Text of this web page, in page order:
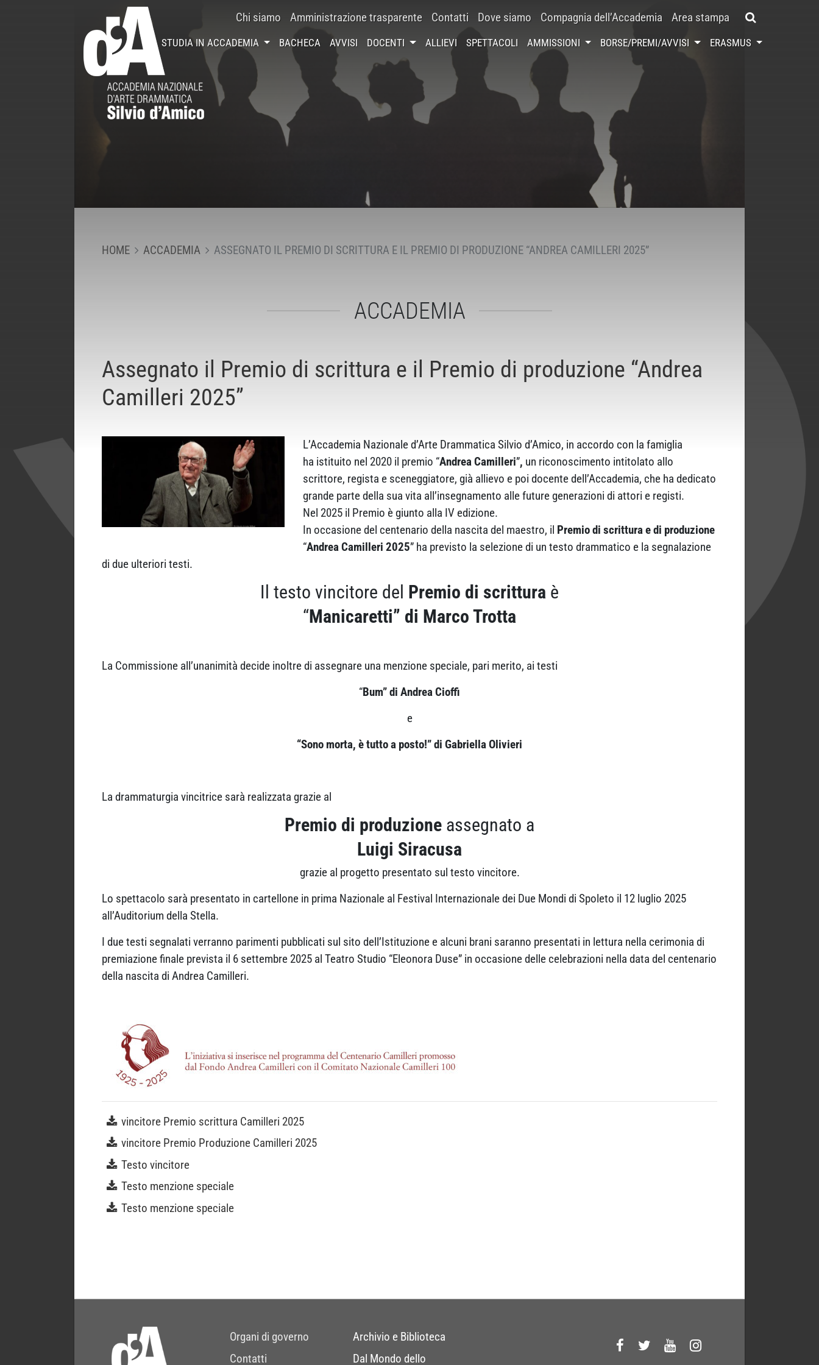
Chi siamo Amministrazione trasparente Contatti Dove siamo Compagnia dell’Accademia Area stampa
STUDIA IN ACCADEMIA BACHECA AVVISI DOCENTI ALLIEVI SPETTACOLI AMMISSIONI BORSE/PREMI/AVVISI ERASMUS
HOME ACCADEMIA ASSEGNATO IL PREMIO DI SCRITTURA E IL PREMIO DI PRODUZIONE “ANDREA CAMILLERI 2025”
ACCADEMIA
Assegnato il Premio di scrittura e il Premio di produzione “Andrea
Camilleri 2025”
L’Accademia Nazionale d’Arte Drammatica Silvio d’Amico, in accordo con la famiglia
ha istituito nel 2020 il premio “AndreaCamilleri”, un riconoscimento intitolato allo
scrittore, regista e sceneggiatore, già allievo e poi docente dell’Accademia, che ha dedicato
grande parte della sua vita all’insegnamento alle future generazioni di attori e registi.
Nel 2025 il Premio è giunto alla IV edizione.
In occasione del centenario della nascita del maestro, il Premio di scrittura e di produzione
“Andrea Camilleri 2025” ha previsto la selezione di un testo drammatico e la segnalazione
di due ulteriori testi.
Il testo vincitore del Premio di scrittura è
“Manicaretti” di Marco Trotta
La Commissione all’unanimità decide inoltre di assegnare una menzione speciale, pari merito, ai testi
“Bum” di Andrea Cioffi
e
“Sono morta, è tutto a posto!” di Gabriella Olivieri
La drammaturgia vincitrice sarà realizzata grazie al
Premio di produzione assegnato a
Luigi Siracusa
grazie al progetto presentato sul testo vincitore.
Lo spettacolo sarà presentato in cartellone in prima Nazionale al Festival Internazionale dei Due Mondi di Spoleto il 12 luglio 2025
all’Auditorium della Stella.
I due testi segnalati verranno parimenti pubblicati sul sito dell’Istituzione e alcuni brani saranno presentati in lettura nella cerimonia di
premiazione finale prevista il 6 settembre 2025 al Teatro Studio “Eleonora Duse” in occasione delle celebrazioni nella data del centenario
della nascita di Andrea Camilleri.
vincitore Premio scrittura Camilleri 2025
vincitore Premio Produzione Camilleri 2025
Testo vincitore
Testo menzione speciale
Testo menzione speciale
Organi di governo
Contatti
Archivio e Biblioteca
Dal Mondo dello